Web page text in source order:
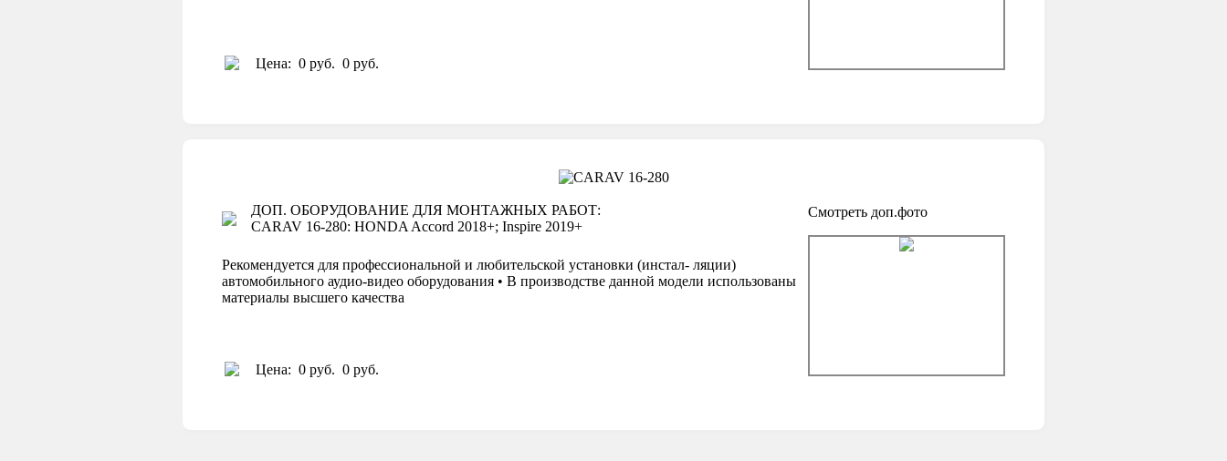
Цена: 0 руб. 0 руб.
ДОП. ОБОРУДОВАНИЕ ДЛЯ МОНТАЖНЫХ РАБОТ:
CARAV 16-280: HONDA Accord 2018+; Inspire 2019+
Смотреть доп.фото
Рекомендуется для профессиональной и любительской установки (инстал- ляции)
автомобильного аудио-видео оборудования • В производстве данной модели использованы
материалы высшего качества
Цена: 0 руб. 0 руб.